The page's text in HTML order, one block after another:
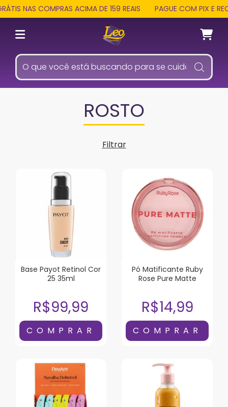
NAS COMPRAS ACIMA DE 159 REAIS PAGUE COM PIX E
ROSTO
Filtrar
Base Payot Retinol Cor
25 35ml
R$99,99
Pó Matificante Ruby
Rose Pure Matte
R$14,99